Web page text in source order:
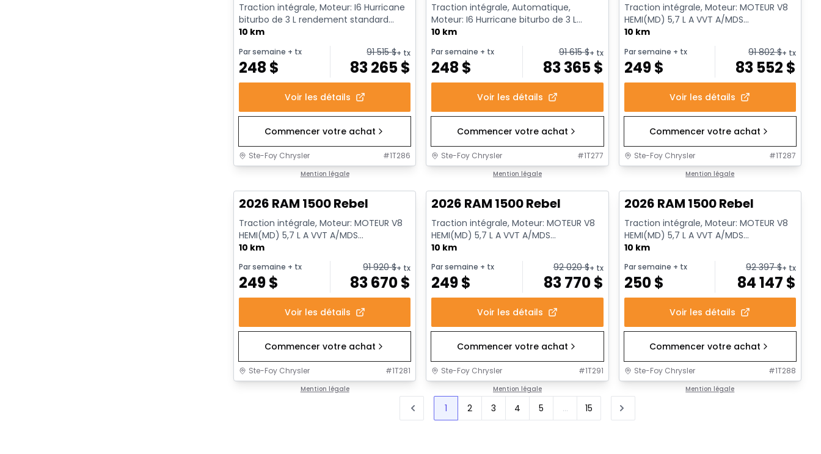
Traction intégrale, Moteur: I6 Hurricane
biturbo de 3 L rendement standard
avec arrêt au ralenti - 6...
10 km
Par semaine + tx
248 $
91 515$+ tx
83 265$
Voir les détails
Commencer votre achat
Ste-Foy Chrysler #1T286
Mention légale
Traction intégrale, Automatique,
Moteur: I6 Hurricane biturbo de 3 L
rendement standard avec arrêt a...
10 km
Par semaine + tx
248 $
91 615$+ tx
83 365$
Voir les détails
Commencer votre achat
Ste-Foy Chrysler #1T277
Mention légale
Traction intégrale, Moteur: MOTEUR V8
HEMI(MD) 5,7 L A VVT A/MDS
ECO/ETORQUE - 8 Cyl. - Essence
10 km
Par semaine + tx
249$
91 802$+ tx
83 552 $
Voir les détails
Commencer votre achat
Ste-Foy Chrysler #1T287
Mention légale
2026 RAM 1500 Rebel
Traction intégrale, Moteur: MOTEUR V8
HEMI(MD) 5,7 L A VVT A/MDS
ECO/ETORQUE - 8 Cyl. - Essence
10 km
Par semaine + tx
249$
91 920$+ tx
83 670$
Voir les détails
Commencer votre achat
Ste-Foy Chrysler #1T281
Mention légale
2026 RAM 1500 Rebel
Traction intégrale, Moteur: MOTEUR V8
HEMI(MD) 5,7 L A VVT A/MDS
ECO/ETORQUE - 8 Cyl. - Essence
10 km
Par semaine + tx
249$
92 020$+ tx
83 770$
Voir les détails
Commencer votre achat
Ste-Foy Chrysler #1T291
Mention légale
2026 RAM 1500 Rebel
Traction intégrale, Moteur: MOTEUR V8
HEMI(MD) 5,7 L A VVT A/MDS
ECO/ETORQUE - 8 Cyl. - Essence
10 km
Par semaine + tx
250$
92 397$+ tx
84 147 $
Voir les détails
Commencer votre achat
Ste-Foy Chrysler #1T288
Mention légale
1 2 3 4 5 ... 15